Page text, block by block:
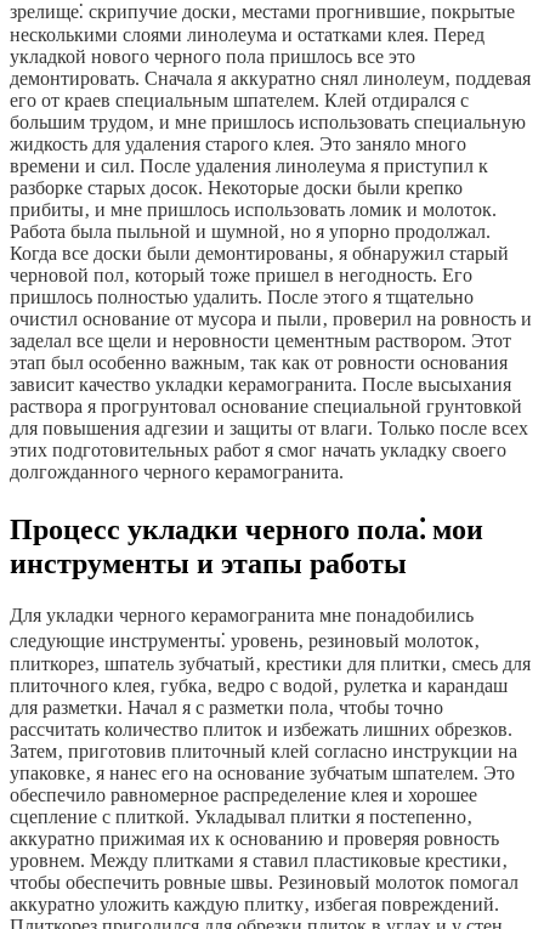
зрелище⁚ скрипучие доски‚ местами прогнившие‚ покрытые
несколькими слоями линолеума и остатками клея. Перед
укладкой нового черного пола пришлось все это
демонтировать. Сначала я аккуратно снял линолеум‚ поддевая
его от краев специальным шпателем. Клей отдирался с
большим трудом‚ и мне пришлось использовать специальную
жидкость для удаления старого клея. Это заняло много
времени и сил. После удаления линолеума я приступил к
разборке старых досок. Некоторые доски были крепко
прибиты‚ и мне пришлось использовать ломик и молоток.
Работа была пыльной и шумной‚ но я упорно продолжал.
Когда все доски были демонтированы‚ я обнаружил старый
черновой пол‚ который тоже пришел в негодность. Его
пришлось полностью удалить. После этого я тщательно
очистил основание от мусора и пыли‚ проверил на ровность и
заделал все щели и неровности цементным раствором. Этот
этап был особенно важным‚ так как от ровности основания
зависит качество укладки керамогранита. После высыхания
раствора я прогрунтовал основание специальной грунтовкой
для повышения адгезии и защиты от влаги. Только после всех
этих подготовительных работ я смог начать укладку своего
долгожданного черного керамогранита.
Процесс укладки черного пола⁚ мои
инструменты и этапы работы
Для укладки черного керамогранита мне понадобились
следующие инструменты⁚ уровень‚ резиновый молоток‚
плиткорез‚ шпатель зубчатый‚ крестики для плитки‚ смесь для
плиточного клея‚ губка‚ ведро с водой‚ рулетка и карандаш
для разметки. Начал я с разметки пола‚ чтобы точно
рассчитать количество плиток и избежать лишних обрезков.
Затем‚ приготовив плиточный клей согласно инструкции на
упаковке‚ я нанес его на основание зубчатым шпателем. Это
обеспечило равномерное распределение клея и хорошее
сцепление с плиткой. Укладывал плитки я постепенно‚
аккуратно прижимая их к основанию и проверяя ровность
уровнем. Между плитками я ставил пластиковые крестики‚
чтобы обеспечить ровные швы. Резиновый молоток помогал
аккуратно уложить каждую плитку‚ избегая повреждений.